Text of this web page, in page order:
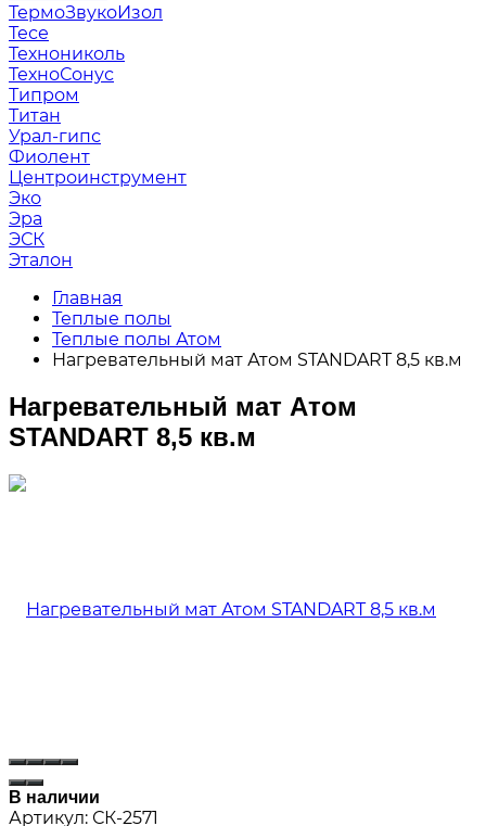
ТермоЗвукоИзол
Тесе
Технониколь
ТехноСонус
Типром
Титан
Урал-гипс
Фиолент
Центроинструмент
Эко
Эра
ЭСК
Эталон
Главная
Теплые полы
Теплые полы Атом
Нагревательный мат Атом STANDART 8,5 кв.м
Нагревательный мат Атом
STANDART 8,5 кв.м
В наличии
Артикул: СК-2571